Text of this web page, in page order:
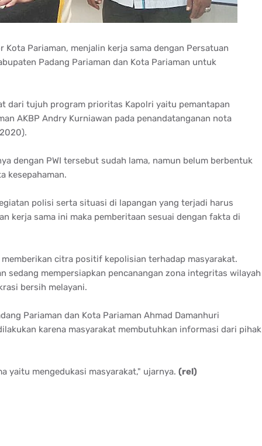
Kota Pariaman, menjalin kerja sama dengan Persatuan
Padang Pariaman dan Kota Pariaman untuk
dari tujuh program prioritas Kapolri yaitu pemantapan
AKBP Andry Kurniawan pada penandatanganan nota
dengan PWI tersebut sudah lama, namun belum berbentuk
kesepahaman.
polisi serta situasi di lapangan yang terjadi harus
kerja sama ini maka pemberitaan sesuai dengan fakta di
citra positif kepolisian terhadap masyarakat.
sedang mempersiapkan pencanangan zona integritas wilayah
bersih melayani.
Pariaman dan Kota Pariaman Ahmad Damanhuri
karena masyarakat membutuhkan informasi dari pihak
yaitu mengedukasi masyarakat," ujarnya. (rel)